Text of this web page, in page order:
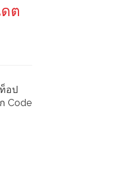
ต
อป
Code